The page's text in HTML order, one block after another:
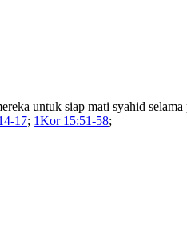
untuk siap mati syahid
17; 1Kor 15:51-58;